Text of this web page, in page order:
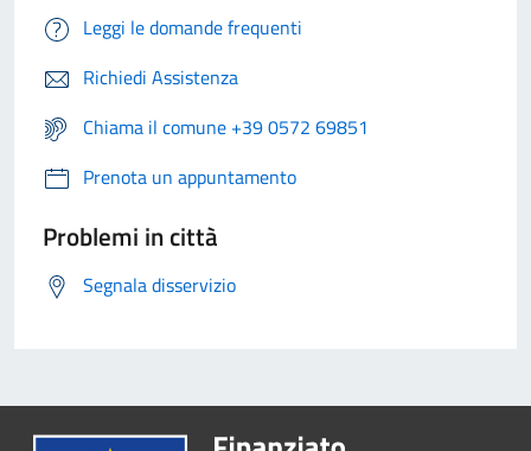
Leggi le domande frequenti
Richiedi Assistenza
Chiama il comune +39 0572 69851
Prenota un appuntamento
Problemi in città
Segnala disservizio